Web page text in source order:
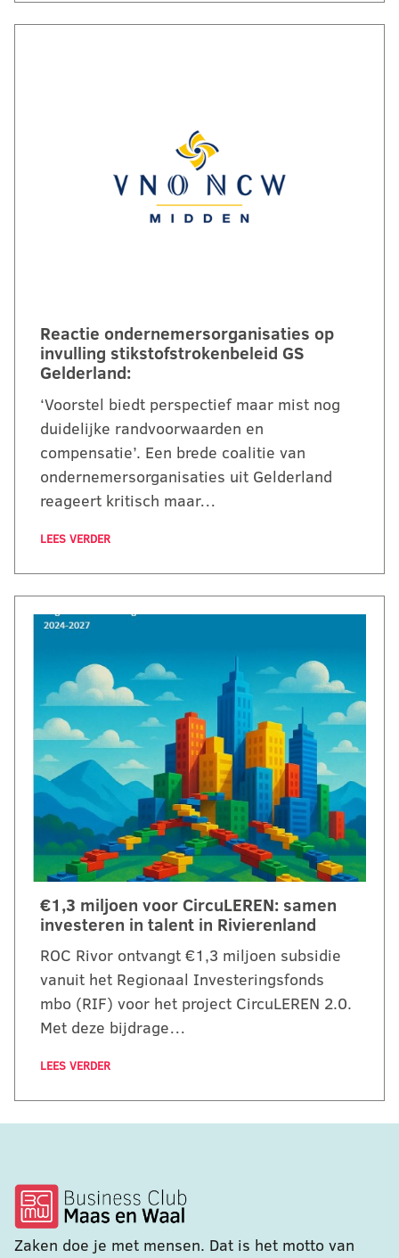
Reactie ondernemersorganisaties op
invulling stikstofstrokenbeleid GS
Gelderland:
‘Voorstel biedt perspectief maar mist nog
duidelijke randvoorwaarden en
compensatie’. Een brede coalitie van
ondernemersorganisaties uit Gelderland
reageert kritisch maar…
LEES VERDER
€1,3 miljoen voor CircuLEREN: samen
investeren in talent in Rivierenland
ROC Rivor ontvangt €1,3 miljoen subsidie
vanuit het Regionaal Investeringsfonds
mbo (RIF) voor het project CircuLEREN 2.0.
Met deze bijdrage…
LEES VERDER
Zaken doe je met mensen. Dat is het motto van